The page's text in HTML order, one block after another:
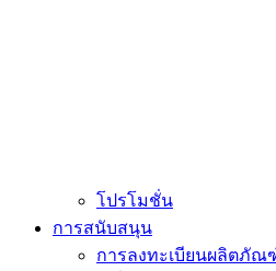
โปรโมชั่น
การสนับสนุน
การลงทะเบียนผลิตภัณ